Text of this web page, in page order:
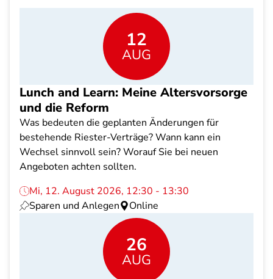
12
AUG
Lunch and Learn: Meine Altersvorsorge
und die Reform
Was bedeuten die geplanten Änderungen für
bestehende Riester-Verträge? Wann kann ein
Wechsel sinnvoll sein? Worauf Sie bei neuen
Angeboten achten sollten.
Mi, 12. August 2026, 12:30 - 13:30
Sparen und Anlegen
Online
26
AUG